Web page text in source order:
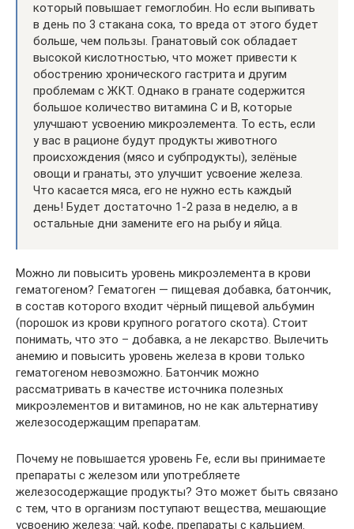
который повышает гемоглобин. Но если выпивать
в день по 3 стакана сока, то вреда от этого будет
больше, чем пользы. Гранатовый сок обладает
высокой кислотностью, что может привести к
обострению хронического гастрита и другим
проблемам с ЖКТ. Однако в гранате содержится
большое количество витамина С и В, которые
улучшают усвоению микроэлемента. То есть, если
у вас в рационе будут продукты животного
происхождения (мясо и субпродукты), зелёные
овощи и гранаты, это улучшит усвоение железа.
Что касается мяса, его не нужно есть каждый
день! Будет достаточно 1-2 раза в неделю, а в
остальные дни замените его на рыбу и яйца.
Можно ли повысить уровень микроэлемента в крови
гематогеном? Гематоген — пищевая добавка, батончик,
в состав которого входит чёрный пищевой альбумин
(порошок из крови крупного рогатого скота). Стоит
понимать, что это – добавка, а не лекарство. Вылечить
анемию и повысить уровень железа в крови только
гематогеном невозможно. Батончик можно
рассматривать в качестве источника полезных
микроэлементов и витаминов, но не как альтернативу
железосодержащим препаратам.
Почему не повышается уровень Fe, если вы принимаете
препараты с железом или употребляете
железосодержащие продукты? Это может быть связано
с тем, что в организм поступают вещества, мешающие
усвоению железа: чай, кофе, препараты с кальцием.